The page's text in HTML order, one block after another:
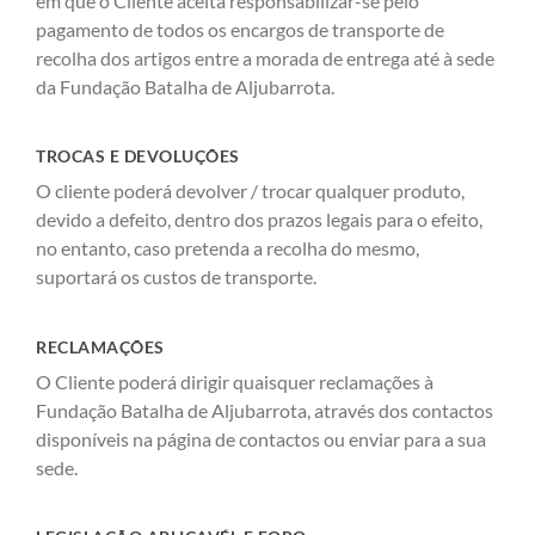
pagamento de todos os encargos de transporte de
recolha dos artigos entre a morada de entrega até à sede
da Fundação Batalha de Aljubarrota.
TROCAS E DEVOLUÇÕES
O cliente poderá devolver / trocar qualquer produto,
devido a defeito, dentro dos prazos legais para o efeito,
no entanto, caso pretenda a recolha do mesmo,
suportará os custos de transporte.
RECLAMAÇÕES
O Cliente poderá dirigir quaisquer reclamações à
Fundação Batalha de Aljubarrota, através dos contactos
disponíveis na página de contactos ou enviar para a sua
sede.